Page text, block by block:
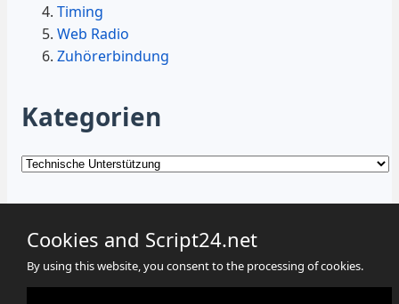
Timing
Web Radio
Zuhörerbindung
Kategorien
Kategorien
Cookies Datenschutz Impressum
Cookies and Script24.net
By using this website, you consent to the processing of cookies.